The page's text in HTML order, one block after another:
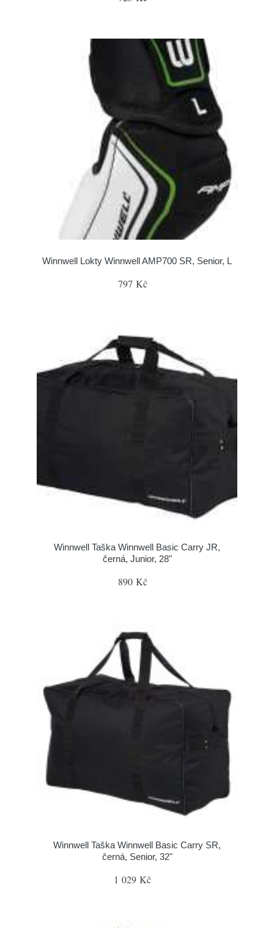
Winnwell Lokty Winnwell AMP700 SR, Senior, L
797 Kč
Winnwell Taška Winnwell Basic Carry JR,
černá, Junior, 28"
890 Kč
Winnwell Taška Winnwell Basic Carry SR,
černá, Senior, 32"
1 029 Kč